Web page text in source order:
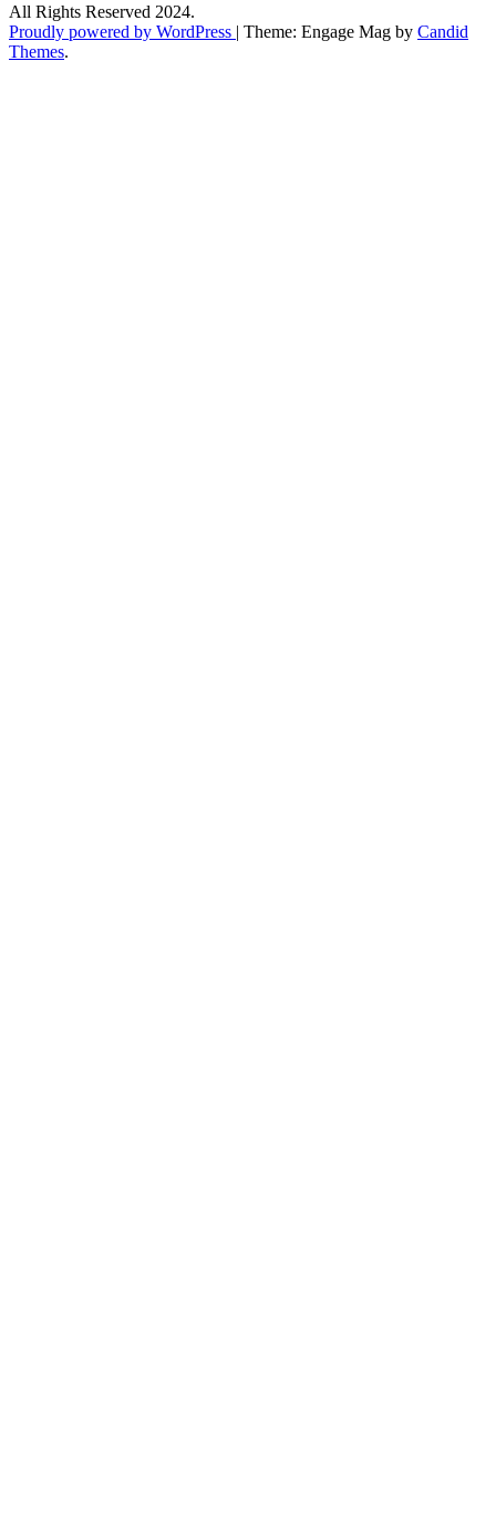
All Rights Reserved 2024.
Proudly powered by WordPress | Theme: Engage Mag by Candid
Themes.